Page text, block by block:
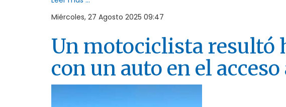
Miércoles, 27 Agosto 2025 09:47
Un motociclista resultó
con un auto en el